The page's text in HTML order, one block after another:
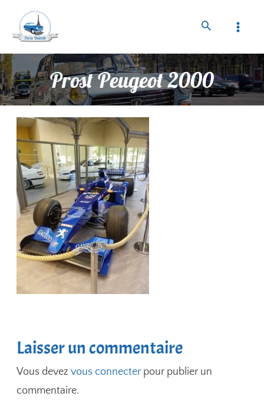
Prost Peugeot 2000
Laisser un commentaire
Vous devezvous connecterpour publier un
commentaire.